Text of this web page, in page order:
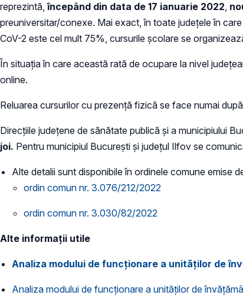
reprezintă,începând din data de 17 ianuarie 2022,
preuniversitar/conexe. Mai exact, în toate județele în
CoV-2 este cel mult 75%, cursurile școlare se
În situația în care această rată de ocupare la nivel
online.
Reluarea cursurilor cu prezență fizică se face numai
Direcțiile județene de sănătate publică și a municipiului
joi. Pentru municipiul București și județul Ilfov se
Alte detalii sunt disponibile în ordinele comune emise
ordin comun nr. 3.076/212/2022
ordin comun nr. 3.030/82/2022
Alte informații utile
Analiza modului de funcționare a unităților de
Analiza modului de funcționare a unităților de